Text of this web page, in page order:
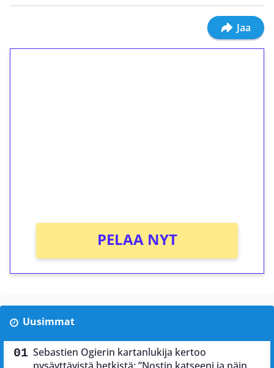
Jaa
PELAA NYT
Uusimmat
Sebastien Ogierin kartanlukija kertoo